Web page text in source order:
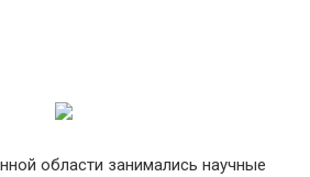
области занимались научные